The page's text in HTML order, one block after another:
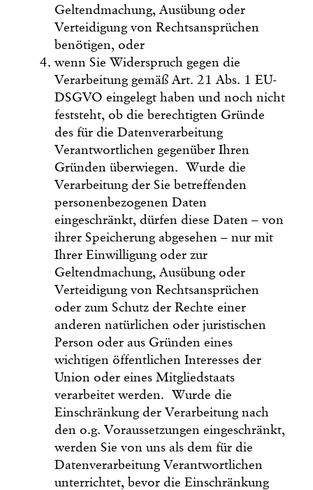
Geltendmachung, Ausübung oder
Verteidigung von Rechtsansprüchen
benötigen, oder
wenn Sie Widerspruch gegen die
Verarbeitung gemäß Art. 21 Abs. 1 EU-
DSGVO eingelegt haben und noch nicht
feststeht, ob die berechtigten Gründe
des für die Datenverarbeitung
Verantwortlichen gegenüber Ihren
Gründen überwiegen. Wurde die
Verarbeitung der Sie betreffenden
personenbezogenen Daten
eingeschränkt, dürfen diese Daten – von
ihrer Speicherung abgesehen – nur mit
Ihrer Einwilligung oder zur
Geltendmachung, Ausübung oder
Verteidigung von Rechtsansprüchen
oder zum Schutz der Rechte einer
anderen natürlichen oder juristischen
Person oder aus Gründen eines
wichtigen öffentlichen Interesses der
Union oder eines Mitgliedstaats
verarbeitet werden. Wurde die
Einschränkung der Verarbeitung nach
den o.g. Voraussetzungen eingeschränkt,
werden Sie von uns als dem für die
Datenverarbeitung Verantwortlichen
unterrichtet, bevor die Einschränkung